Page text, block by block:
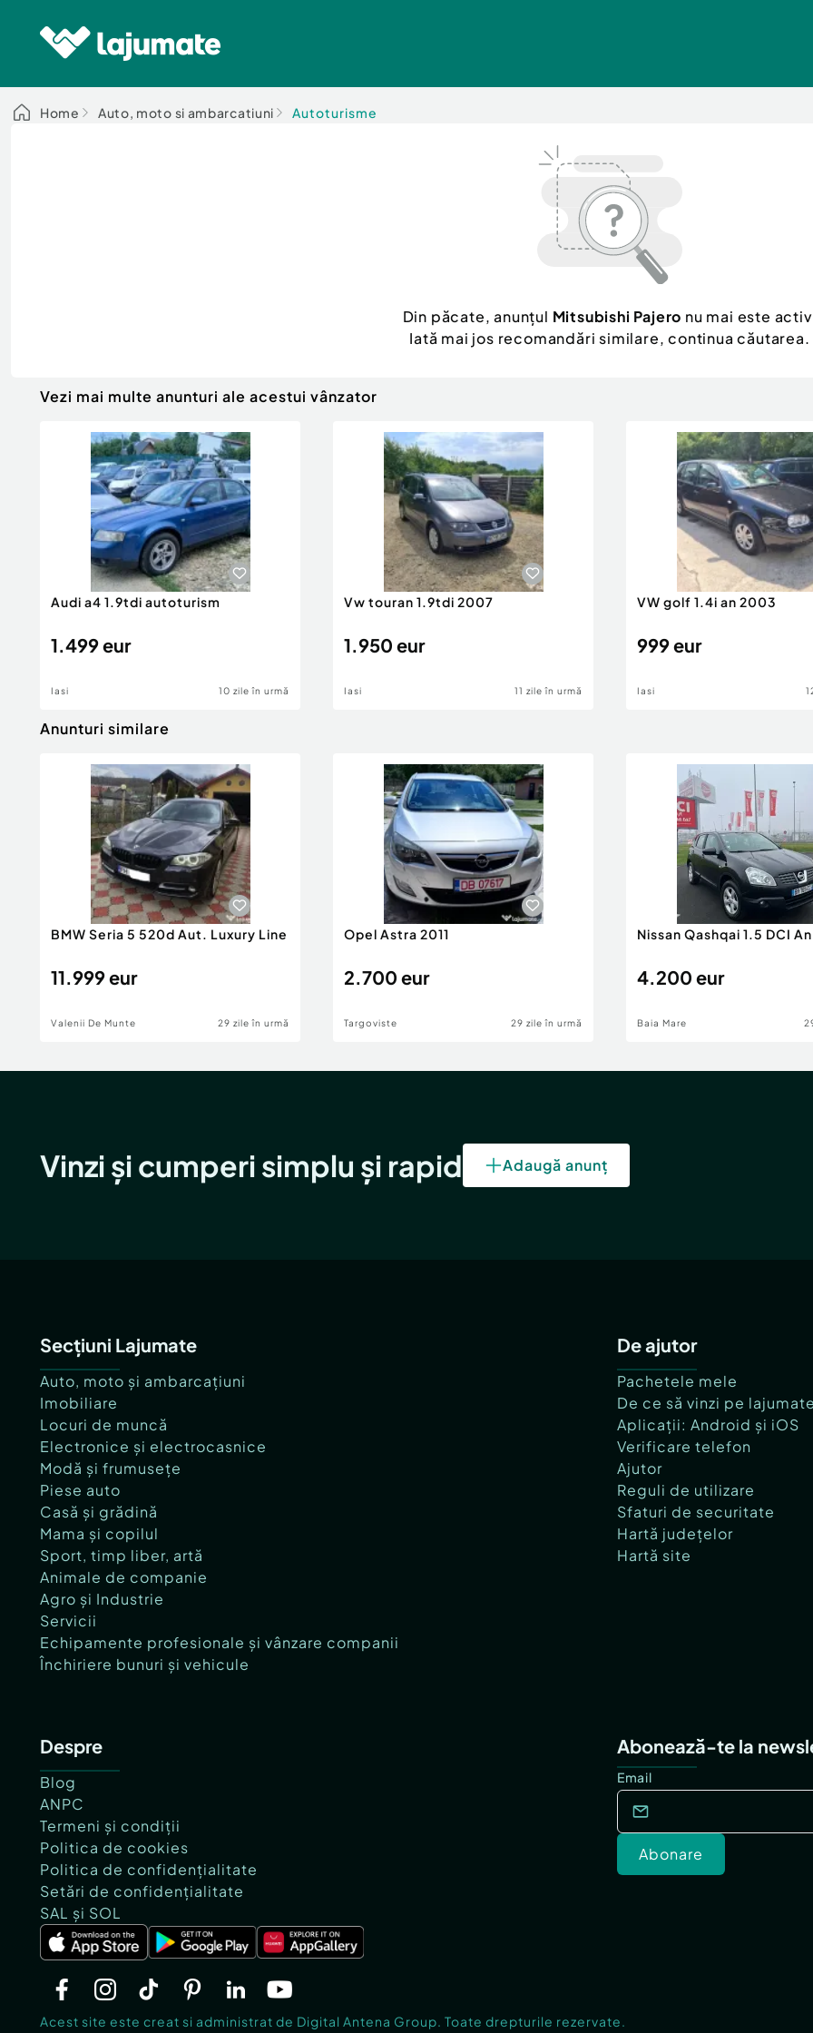
Home Auto, moto si ambarcatiuni Autoturisme
Din păcate, anunțul Mitsubishi Pajero nu mai este
Iată mai jos recomandări similare, continua căutarea.
Vezi mai multe anunturi ale acestui vânzator
Audi a4 1.9tdi autoturism
1.499 eur
Iasi 10 zile în urmă
Vw touran 1.9tdi 2007
1.950 eur
Iasi 11 zile în urmă
VW golf 1.4i an 2003
999 eur
Iasi
Anunturi similare
BMW Seria 5 520d Aut. Luxury Line
11.999 eur
Valenii De Munte 29 zile în urmă
Opel Astra 2011
2.700 eur
Targoviste 29 zile în urmă
Nissan Qashqai 1.5 DCI
4.200 eur
Baia Mare
Vinzi și cumperi simplu și rapid Adaugă anunț
Secțiuni Lajumate
Auto, moto și ambarcațiuni
Imobiliare
Locuri de muncă
Electronice și electrocasnice
Modă și frumusețe
Piese auto
Casă și grădină
Mama și copilul
Sport, timp liber, artă
Animale de companie
Agro și Industrie
Servicii
Echipamente profesionale și vânzare companii
Închiriere bunuri și vehicule
De ajutor
Pachetele mele
De ce să vinzi pe
Aplicații: Android și iOS
Verificare telefon
Ajutor
Reguli de utilizare
Sfaturi de securitate
Hartă județelor
Hartă site
Despre
Blog
ANPC
Termeni și condiții
Politica de cookies
Politica de confidențialitate
Setări de confidențialitate
SAL și SOL
Abonează-te la
Email
Abonare
Acest site este creat si administrat de Digital Antena Group. Toate drepturile rezervate.